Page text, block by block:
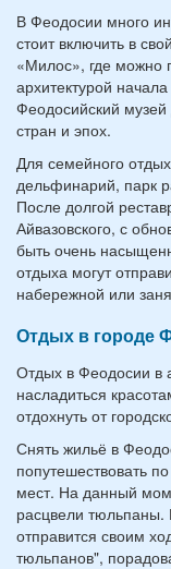
В Феодосии много
стоит включить в
«Милос», где можно
архитектурой
Феодосийский
стран и эпох.
Для семейного
дельфинарий, парк
После долгой
Айвазовского, с
быть очень
отдыха могут
набережной или
Отдых в городе
Отдых в Феодосии в
насладиться
отдохнуть от
Снять жильё в
попутешествовать
мест. На данный
расцвели тюльпаны.
отправится своим
тюльпанов",